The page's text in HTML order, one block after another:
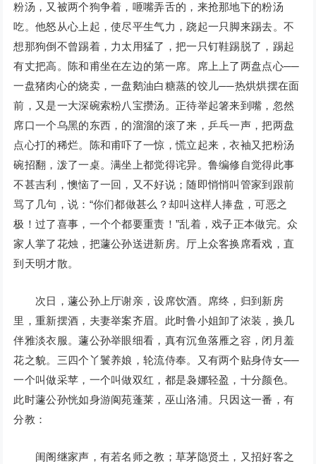
粉汤，又被两个狗争着，咂嘴弄舌的，来抢那地下的粉汤
吃。他怒从心上起，使尽平生气力，跷起一只脚来踢去。不
想那狗倒不曾踢着，力太用猛了，把一只钉鞋踢脱了，踢起
有丈把高。陈和甫坐在左边的第一席。席上上了两盘点心──
一盘猪肉心的烧卖，一盘鹅油白糖蒸的饺儿──热烘烘摆在面
前，又是一大深碗索粉八宝攒汤。正待举起箸来到嘴，忽然
席口一个乌黑的东西，的溜溜的滚了来，乒乓一声，把两盘
点心打的稀烂。陈和甫吓了一惊，慌立起来，衣袖又把粉汤
碗招翻，泼了一桌。满坐上都觉得诧异。鲁编修自觉得此事
不甚吉利，懊恼了一回，又不好说；随即悄悄叫管家到跟前
骂了几句，说：“你们都做甚么？却叫这样人捧盘，可恶之
极！过了喜事，一个个都要重责！”乱着，戏子正本做完。众
家人掌了花烛，把蘧公孙送进新房。厅上众客换席看戏，直
到天明才散。
次日，蘧公孙上厅谢亲，设席饮酒。席终，归到新房
里，重新摆酒，夫妻举案齐眉。此时鲁小姐卸了浓装，换几
伴雅淡衣服。蘧公孙举眼细看，真有沉鱼落雁之容，闭月羞
花之貌。三四个丫鬟养娘，轮流侍奉。又有两个贴身侍女──
一个叫做采苹，一个叫做双红，都是袅娜轻盈，十分颜色。
此时蘧公孙恍如身游阆苑蓬莱，巫山洛浦。只因这一番，有
分教：
闺阁继家声，有若名师之教；草茅隐贤土，又招好客之